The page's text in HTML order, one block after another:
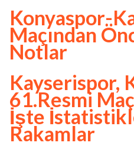
Konyaspor-
Maçından
Notlar
Kayserispor,
61.Resmi
İşte
Rakamlar